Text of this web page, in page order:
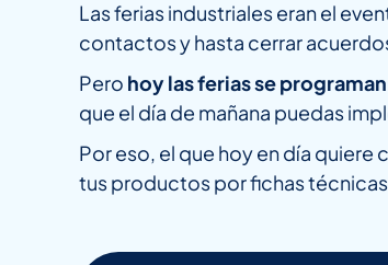
Las ferias industriales eran el
contactos y hasta cerrar
Pero hoy las ferias se
que el día de mañana puedas
Por eso, el que hoy en día
tus productos por fichas